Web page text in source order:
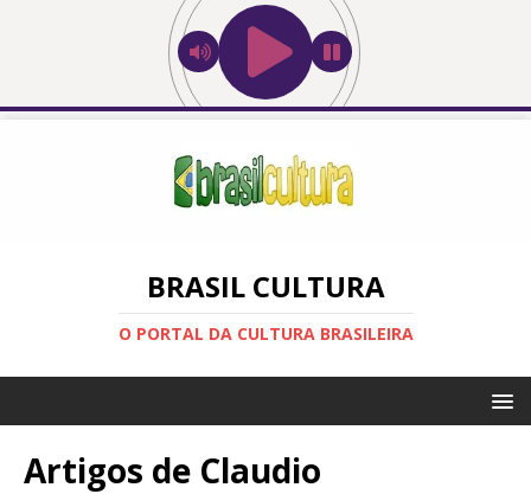
BRASIL CULTURA
O PORTAL DA CULTURA BRASILEIRA
Artigos de Claudio